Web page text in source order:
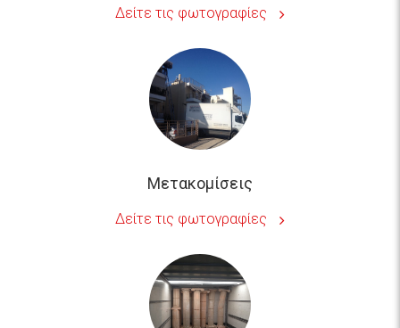
Δείτε τις φωτογραφίες
Μετακομίσεις
Δείτε τις φωτογραφίες